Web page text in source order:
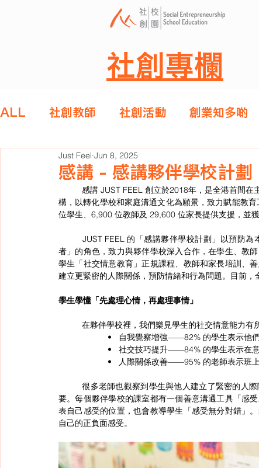
社創專欄
ALL 社創教師 社創活動 創業知多啲
感講 - 感講夥伴學校計劃
Just Feel Jun 8, 2025
構，以轉化學校和家庭溝通文化為願景，致力賦能教
位學生、6,900 位教師及 29,600 位家長提供支援，並
者」的角色，致力與夥伴學校深入合作，在學生、教
學生「社交情意教育」正規課程、教師和家長培訓、
建立更緊密的人際關係，預防情緒和行為問題。目前，
學生學懂「先處理心情，再處理事情」
在夥伴學校裡，我們樂見學生的社交情意能力有
•   自我覺察增強——82% 的學生
•   社交技巧提升——84% 的
•   人際關係改善——95% 的老
很多老師也觀察到學生與他人建立了緊密的人
要。每個夥伴學校的課室都有一個善意溝通工具「感
表自己感受的位置，也會教導學生「感受無分對錯」
自己的正負面感受。